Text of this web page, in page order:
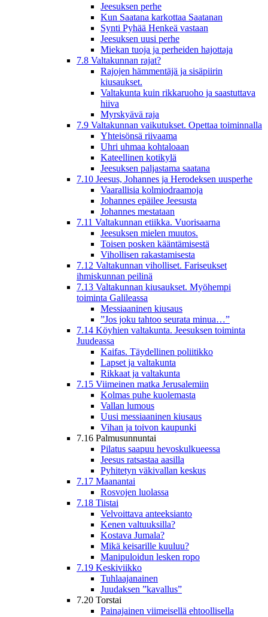
Jeesuksen perhe
Kun Saatana karkottaa Saatanan
Synti Pyhää Henkeä vastaan
Jeesuksen uusi perhe
Miekan tuoja ja perheiden hajottaja
7.8 Valtakunnan rajat?
Rajojen hämmentäjä ja sisäpiirin
kiusaukset.
Valtakunta kuin rikkaruoho ja saastuttava
hiiva
Myrskyävä raja
7.9 Valtakunnan vaikutukset. Opettaa toiminnalla
Yhteisönsä riivaama
Uhri uhmaa kohtaloaan
Kateellinen kotikylä
Jeesuksen paljastama saatana
7.10 Jeesus, Johannes ja Herodeksen uusperhe
Vaarallisia kolmiodraamoja
Johannes epäilee Jeesusta
Johannes mestataan
7.11 Valtakunnan etiikka. Vuorisaarna
Jeesuksen mielen muutos.
Toisen posken kääntämisestä
Vihollisen rakastamisesta
7.12 Valtakunnan viholliset. Fariseukset
ihmiskunnan peilinä
7.13 Valtakunnan kiusaukset. Myöhempi
toiminta Galileassa
Messiaaninen kiusaus
”Jos joku tahtoo seurata minua…”
7.14 Köyhien valtakunta. Jeesuksen toiminta
Juudeassa
Kaifas. Täydellinen poliitikko
Lapset ja valtakunta
Rikkaat ja valtakunta
7.15 Viimeinen matka Jerusalemiin
Kolmas puhe kuolemasta
Vallan lumous
Uusi messiaaninen kiusaus
Vihan ja toivon kaupunki
7.16 Palmusunnuntai
Pilatus saapuu hevoskulkueessa
Jeesus ratsastaa aasilla
Pyhitetyn väkivallan keskus
7.17 Maanantai
Rosvojen luolassa
7.18 Tiistai
Velvoittava anteeksianto
Kenen valtuuksilla?
Kostava Jumala?
Mikä keisarille kuuluu?
Manipuloidun lesken ropo
7.19 Keskiviikko
Tuhlaajanainen
Juudaksen ”kavallus”
7.20 Torstai
Painajainen viimeisellä ehtoollisella